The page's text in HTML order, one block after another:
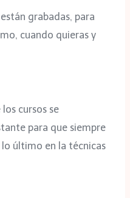
grabadas, para
cuando quieras y
cursos se
para que siempre
último en la técnicas